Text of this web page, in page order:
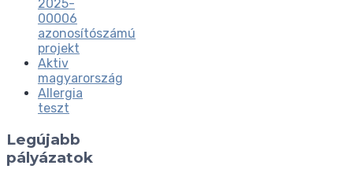
2025-
00006
azonosítószámú
projekt
Aktiv
magyarország
Allergia
teszt
Legújabb
pályázatok